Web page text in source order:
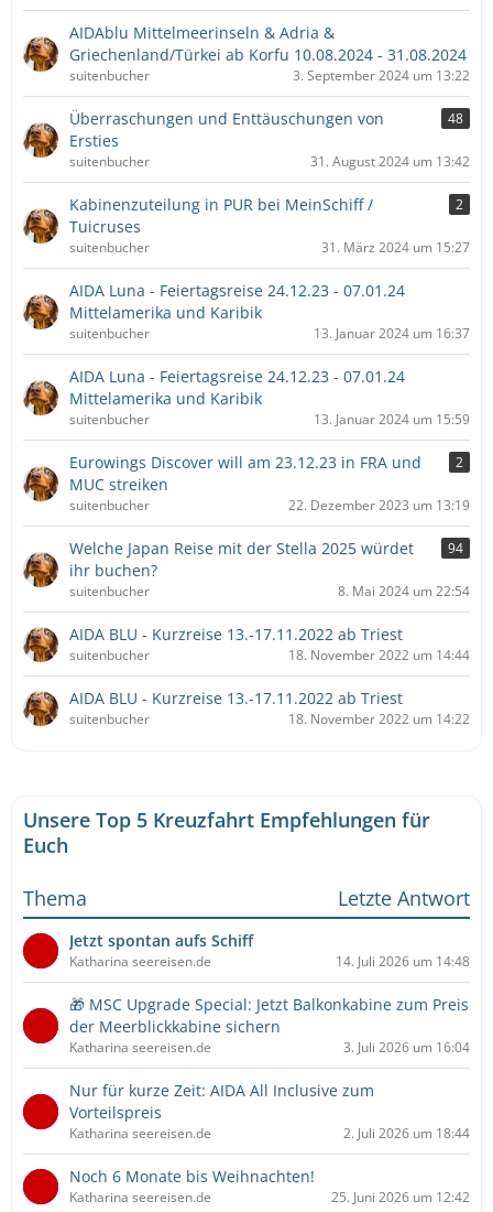
AIDAblu Mittelmeerinseln & Adria &
Griechenland/Türkei ab Korfu 10.08.2024 - 31.08.2024
suitenbucher 3. September 2024 um 13:22
Überraschungen und Enttäuschungen von
Ersties
48
suitenbucher 31. August 2024 um 13:42
Kabinenzuteilung in PUR bei MeinSchiff /
Tuicruses
2
suitenbucher 31. März 2024 um 15:27
AIDA Luna - Feiertagsreise 24.12.23 - 07.01.24
Mittelamerika und Karibik
suitenbucher 13. Januar 2024 um 16:37
AIDA Luna - Feiertagsreise 24.12.23 - 07.01.24
Mittelamerika und Karibik
suitenbucher 13. Januar 2024 um 15:59
Eurowings Discover will am 23.12.23 in FRA und
MUC streiken
2
suitenbucher 22. Dezember 2023 um 13:19
Welche Japan Reise mit der Stella 2025 würdet
ihr buchen?
94
suitenbucher 8. Mai 2024 um 22:54
AIDA BLU - Kurzreise 13.-17.11.2022 ab Triest
suitenbucher 18. November 2022 um 14:44
AIDA BLU - Kurzreise 13.-17.11.2022 ab Triest
suitenbucher 18. November 2022 um 14:22
Unsere Top 5 Kreuzfahrt Empfehlungen für
Euch
Thema
Letzte Antwort
Jetzt spontan aufs Schiff
Katharina seereisen.de 14. Juli 2026 um 14:48
🎁 MSC Upgrade Special: Jetzt Balkonkabine zum Preis
der Meerblickkabine sichern
Katharina seereisen.de 3. Juli 2026 um 16:04
Nur für kurze Zeit: AIDA All Inclusive zum
Vorteilspreis
Katharina seereisen.de 2. Juli 2026 um 18:44
Noch 6 Monate bis Weihnachten!
Katharina seereisen.de 25. Juni 2026 um 12:42